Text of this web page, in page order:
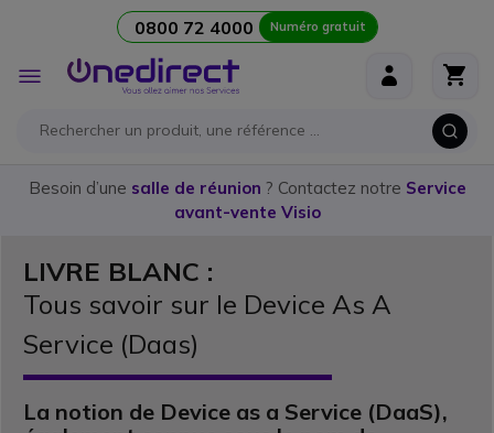
0800 72 4000 Numéro gratuit
Affichage
navigation
Besoin d’une salle de réunion ? Contactez notre Service
avant-vente Visio
LIVRE BLANC :
Tous savoir sur le Device As A
Service (Daas)
La notion de Device as a Service (DaaS),